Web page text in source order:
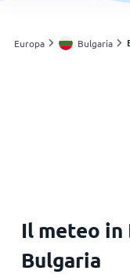
Svizzera
Europa Bulgaria
Il meteo in
Bulgaria